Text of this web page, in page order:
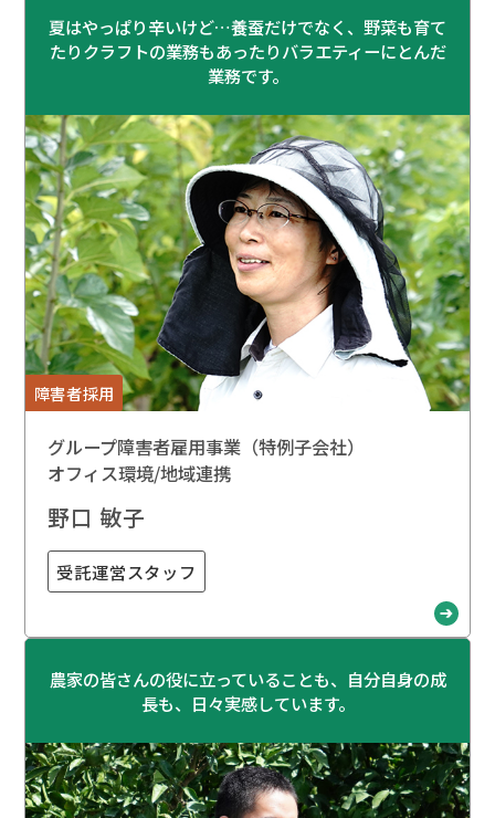
夏はやっぱり辛いけど…養蚕だけでなく、野菜も育て
たりクラフトの業務もあったりバラエティーにとんだ
業務です。
障害者採用
グループ障害者雇用事業（特例子会社）
オフィス環境/地域連携
野口 敏子
受託運営スタッフ
農家の皆さんの役に立っていることも、自分自身の成
長も、日々実感しています。